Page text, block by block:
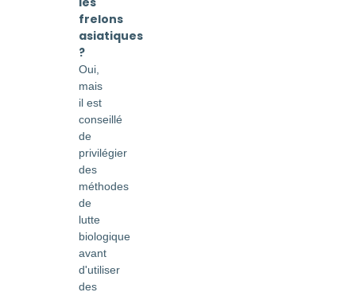
frelons
asiatiques
?
Oui,
mais
il est
conseillé
de
privilégier
des
méthodes
de
lutte
biologique
avant
d'utiliser
des